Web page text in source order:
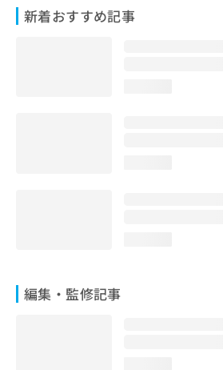
新着おすすめ記事
編集・監修記事
お
問